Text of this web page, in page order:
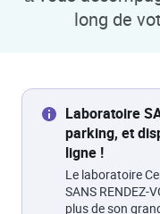
long de
Laboratoire
parking, et
ligne !
Le laboratoire
SANS RENDEZ-
plus de son